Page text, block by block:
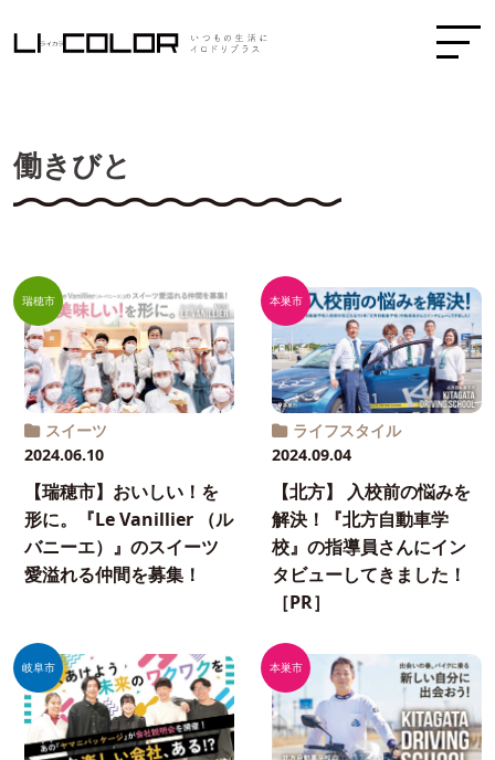
働きびと
瑞穂市
スイーツ
2024.06.10
【瑞穂市】おいしい！を
形に。『Le Vanillier （ル
バニーエ）』のスイーツ
愛溢れる仲間を募集！
本巣市
ライフスタイル
2024.09.04
【北方】 入校前の悩みを
解決！『北方自動車学
校』の指導員さんにイン
タビューしてきました！
［PR］
岐阜市 本巣市